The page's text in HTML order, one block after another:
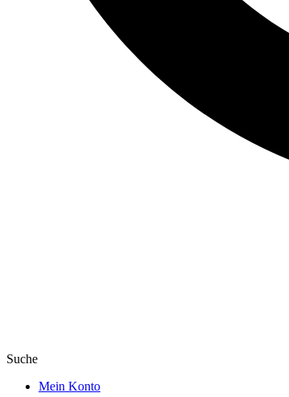
Suche
Mein Konto